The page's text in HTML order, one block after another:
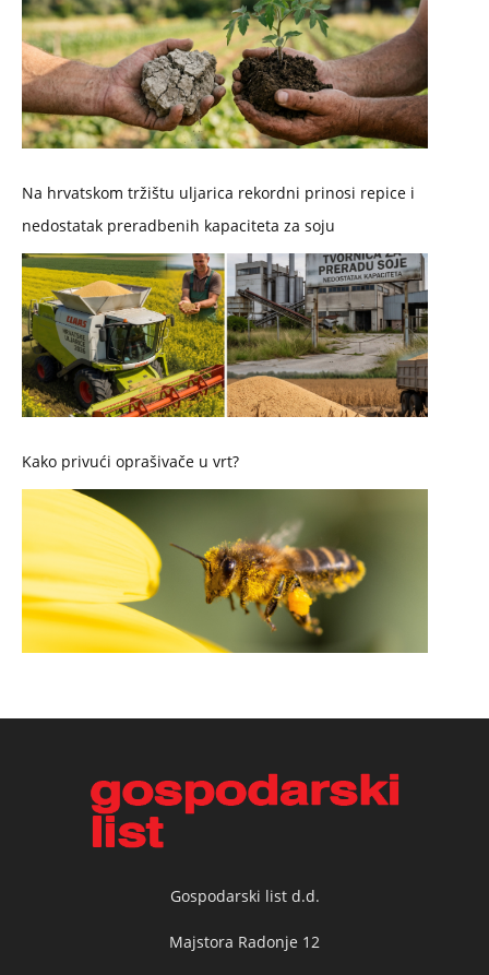
Na hrvatskom tržištu uljarica rekordni prinosi repice i
nedostatak preradbenih kapaciteta za soju
Kako privući oprašivače u vrt?
Gospodarski list d.d.
Majstora Radonje 12